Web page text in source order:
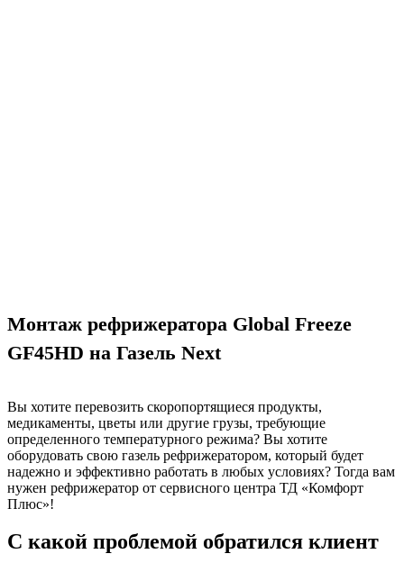
Монтаж рефрижератора Global Freeze
GF45HD на Газель Next
Вы хотите перевозить скоропортящиеся продукты,
медикаменты, цветы или другие грузы, требующие
определенного температурного режима? Вы хотите
оборудовать свою газель рефрижератором, который будет
надежно и эффективно работать в любых условиях? Тогда вам
нужен рефрижератор от сервисного центра ТД «Комфорт
Плюс»!
С какой проблемой обратился клиент